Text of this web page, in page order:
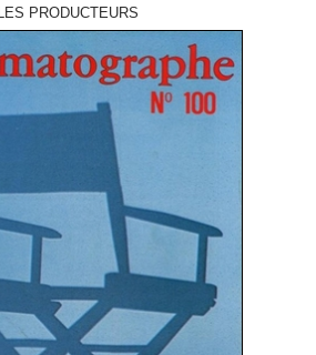
PRODUCTEURS